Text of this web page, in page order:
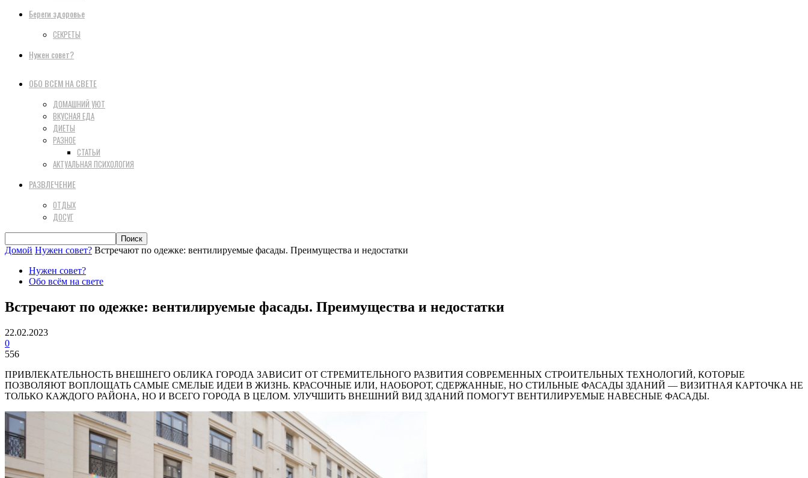
Береги здоровье
СЕКРЕТЫ
Нужен совет?
ОБО ВСЕМ НА СВЕТЕ
ДОМАШНИЙ УЮТ
ВКУСНАЯ ЕДА
ДИЕТЫ
РАЗНОЕ
СТАТЬИ
АКТУАЛЬНАЯ ПСИХОЛОГИЯ
РАЗВЛЕЧЕНИЕ
ОТДЫХ
ДОСУГ
Домой Нужен совет? Встречают по одежке: вентилируемые фасады. Преимущества и недостатки
Нужен совет?
Обо всём на свете
Встречают по одежке: вентилируемые фасады. Преимущества и недостатки
22.02.2023
0
556
ПРИВЛЕКАТЕЛЬНОСТЬ ВНЕШНЕГО ОБЛИКА ГОРОДА ЗАВИСИТ ОТ СТРЕМИТЕЛЬНОГО РАЗВИТИЯ СОВРЕМЕННЫХ СТРОИТЕЛЬНЫХ ТЕХНОЛОГИЙ, КОТОРЫЕ
ПОЗВОЛЯЮТ ВОПЛОЩАТЬ САМЫЕ СМЕЛЫЕ ИДЕИ В ЖИЗНЬ. КРАСОЧНЫЕ ИЛИ, НАОБОРОТ, СДЕРЖАННЫЕ, НО СТИЛЬНЫЕ ФАСАДЫ ЗДАНИЙ — ВИЗИТНАЯ КАРТОЧКА НЕ
ТОЛЬКО КАЖДОГО РАЙОНА, НО И ВСЕГО ГОРОДА В ЦЕЛОМ. УЛУЧШИТЬ ВНЕШНИЙ ВИД ЗДАНИЙ ПОМОГУТ ВЕНТИЛИРУЕМЫЕ НАВЕСНЫЕ ФАСАДЫ.